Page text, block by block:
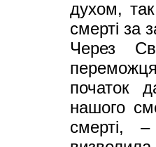
духом,
смерті за
Через
початок
нашого
смерті,